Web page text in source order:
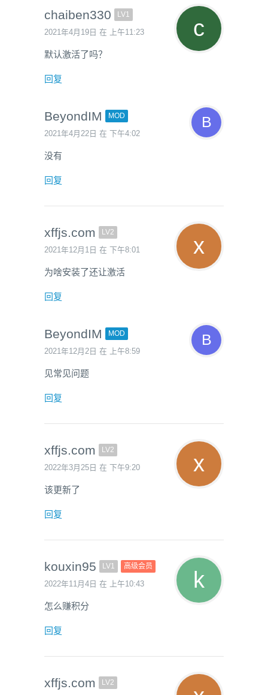
chaiben330 LV1
2021年4月19日 在 上午11:23
默认激活了吗？
回复
BeyondIM MOD
2021年4月22日 在 下午4:02
没有
回复
xffjs.com LV2
2021年12月1日 在 下午8:01
为啥安装了还让激活
回复
BeyondIM MOD
2021年12月2日 在 上午8:59
见常见问题
回复
xffjs.com LV2
2022年3月25日 在 下午9:20
该更新了
回复
kouxin95 LV1 高级会员
2022年11月4日 在 上午10:43
怎么赚积分
回复
xffjs.com LV2